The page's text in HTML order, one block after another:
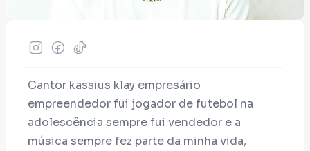
Cantor kassius klay empresário
empreendedor fui jogador de futebol na
adolescência sempre fui vendedor e a
música sempre fez parte da minha vida,